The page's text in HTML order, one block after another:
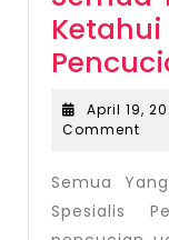
April 19,
Comment
Semua
Spesialis